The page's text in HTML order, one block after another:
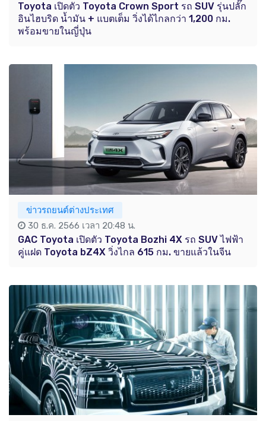
Toyota เปิดตัว Toyota Crown Sport รถ SUV รุ่นปลั๊ก
อินไฮบริด น้ำมัน + แบตเต็ม วิ่งได้ไกลกว่า 1,200 กม.
พร้อมขายในญี่ปุ่น
ข่าวรถยนต์ต่างประเทศ
30 ธ.ค. 2566 เวลา 20:48 น.
GAC Toyota เปิดตัว Toyota Bozhi 4X รถ SUV ไฟฟ้า
คู่แฝด Toyota bZ4X วิ่งไกล 615 กม. ขายแล้วในจีน